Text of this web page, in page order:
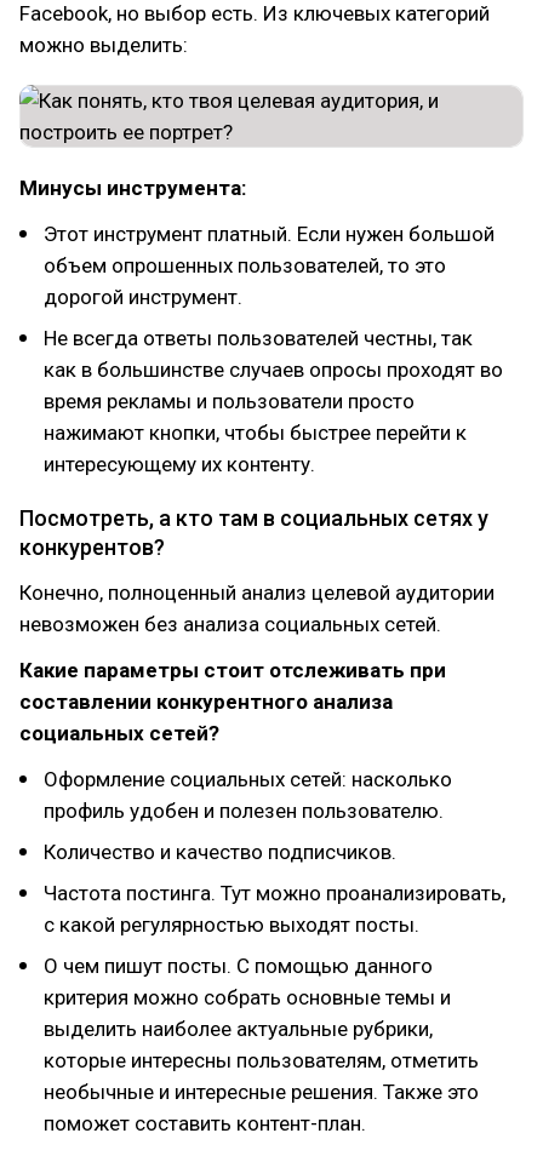
Facebook, но выбор есть. Из ключевых категорий
можно выделить:
Минусы инструмента:
Этот инструмент платный. Если нужен большой
объем опрошенных пользователей, то это
дорогой инструмент.
Не всегда ответы пользователей честны, так
как в большинстве случаев опросы проходят во
время рекламы и пользователи просто
нажимают кнопки, чтобы быстрее перейти к
интересующему их контенту.
Посмотреть, а кто там в социальных сетях у
конкурентов?
Конечно, полноценный анализ целевой аудитории
невозможен без анализа социальных сетей.
Какие параметры стоит отслеживать при
составлении конкурентного анализа
социальных сетей?
Оформление социальных сетей: насколько
профиль удобен и полезен пользователю.
Количество и качество подписчиков.
Частота постинга. Тут можно проанализировать,
с какой регулярностью выходят посты.
О чем пишут посты. С помощью данного
критерия можно собрать основные темы и
выделить наиболее актуальные рубрики,
которые интересны пользователям, отметить
необычные и интересные решения. Также это
поможет составить контент-план.